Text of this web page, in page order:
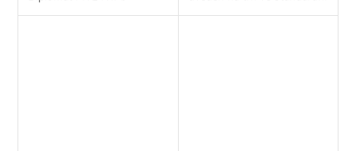
verzi s vrchním plněním.